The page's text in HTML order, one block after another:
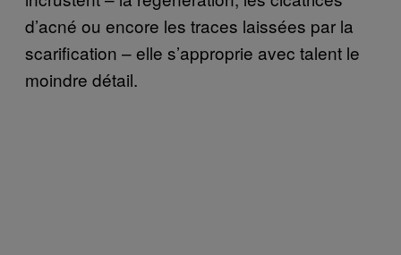
d’acné ou encore les traces laissées par la
scarification – elle s’approprie avec talent le
moindre détail.